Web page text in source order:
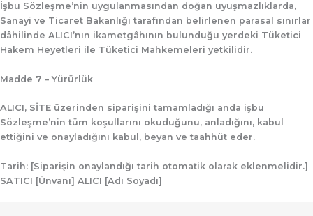
İşbu Sözleşme’nin uygulanmasından doğan uyuşmazlıklarda,
Sanayi ve Ticaret Bakanlığı tarafından belirlenen parasal sınırlar
dâhilinde ALICI’nın ikametgâhının bulunduğu yerdeki Tüketici
Hakem Heyetleri ile Tüketici Mahkemeleri yetkilidir.
Madde 7 – Yürürlük
ALICI, SİTE üzerinden siparişini tamamladığı anda işbu
Sözleşme’nin tüm koşullarını okuduğunu, anladığını, kabul
ettiğini ve onayladığını kabul, beyan ve taahhüt eder.
Tarih: [Siparişin onaylandığı tarih otomatik olarak eklenmelidir.]
SATICI [Ünvanı] ALICI [Adı Soyadı]